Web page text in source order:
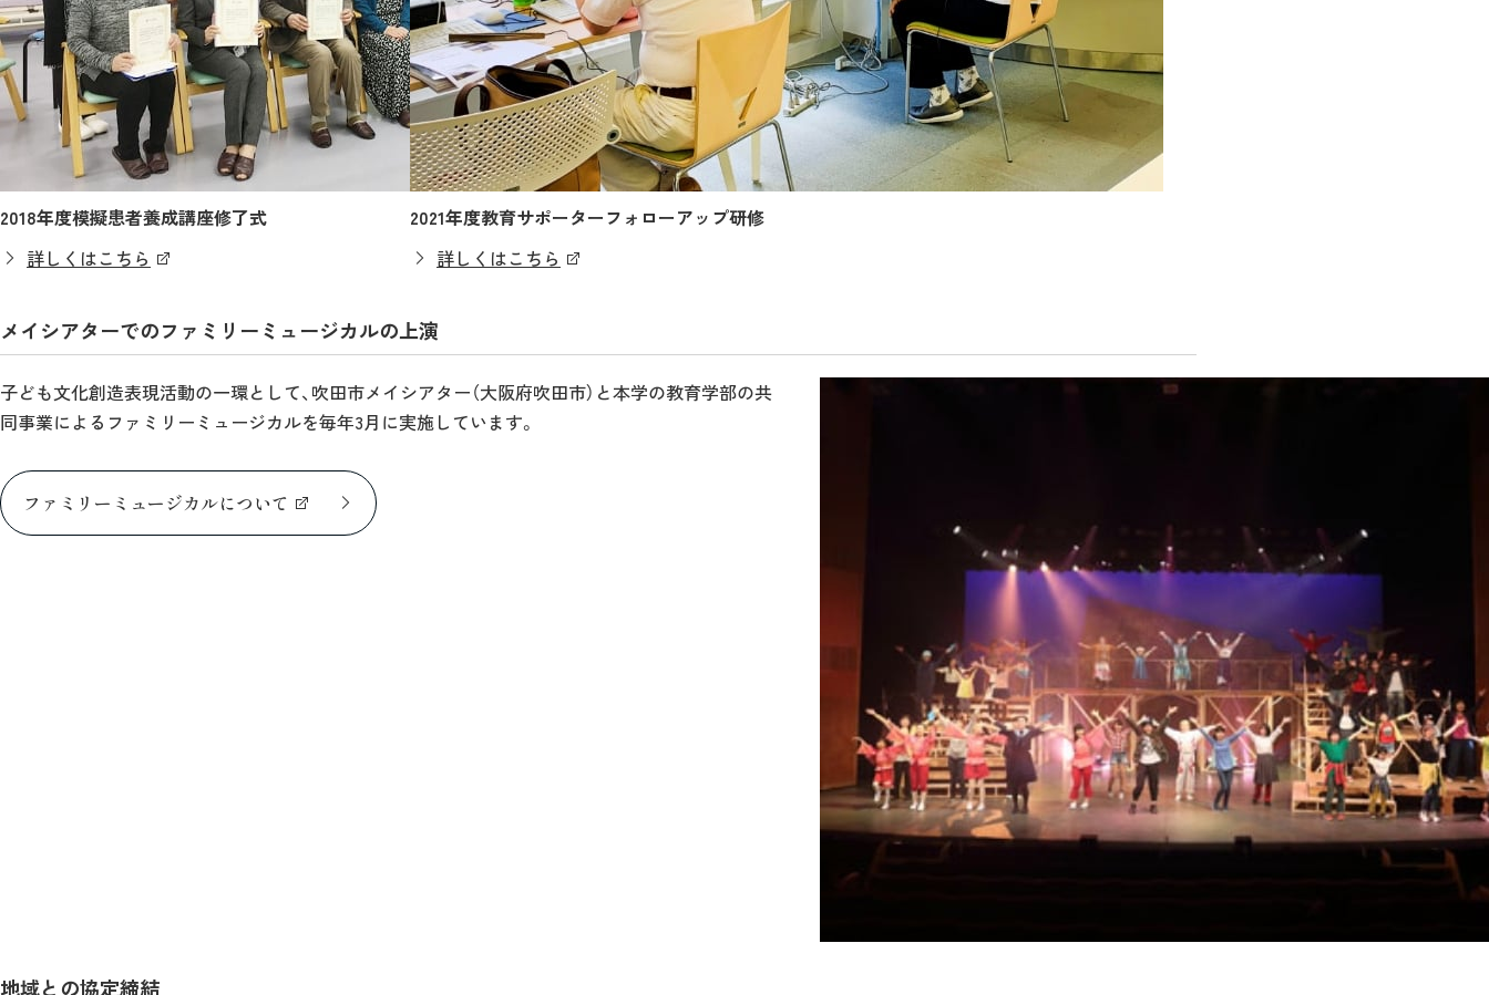
2018年度模擬患者養成講座修了式
詳しくはこちら
2021年度教育サポーターフォローアップ研修
詳しくはこちら
メイシアターでのファミリーミュージカルの上演
子ども文化創造表現活動の一環として、吹田市メイシアター（大阪府吹田市）と本学の教育学部の共
同事業によるファミリーミュージカルを毎年3月に実施しています。
ファミリーミュージカルについて
地域との協定締結